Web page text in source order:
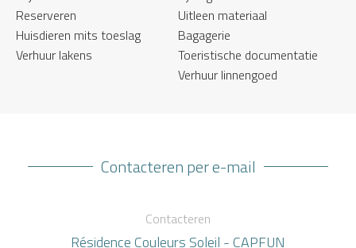
Reserveren
Huisdieren mits toeslag
Verhuur lakens
Uitleen materiaal
Bagagerie
Toeristische documentatie
Verhuur linnengoed
Contacteren per e-mail
Contacteren
Résidence Couleurs Soleil - CAPFUN